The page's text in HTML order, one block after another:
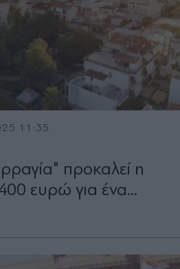
11:35
προκαλεί η
ευρώ για ένα...